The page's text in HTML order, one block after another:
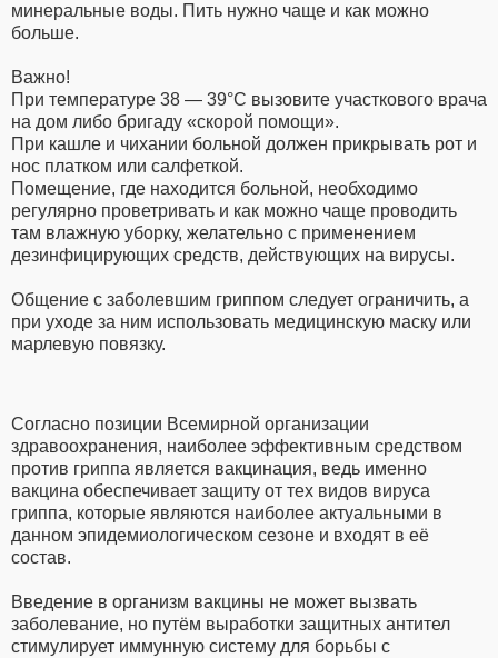
минеральные воды. Пить нужно чаще и как можно
больше.
Важно!
При температуре 38 — 39°С вызовите участкового врача
на дом либо бригаду «скорой помощи».
При кашле и чихании больной должен прикрывать рот и
нос платком или салфеткой.
Помещение, где находится больной, необходимо
регулярно проветривать и как можно чаще проводить
там влажную уборку, желательно с применением
дезинфицирующих средств, действующих на вирусы.
Общение с заболевшим гриппом следует ограничить, а
при уходе за ним использовать медицинскую маску или
марлевую повязку.
Согласно позиции Всемирной организации
здравоохранения, наиболее эффективным средством
против гриппа является вакцинация, ведь именно
вакцина обеспечивает защиту от тех видов вируса
гриппа, которые являются наиболее актуальными в
данном эпидемиологическом сезоне и входят в её
состав.
Введение в организм вакцины не может вызвать
заболевание, но путём выработки защитных антител
стимулирует иммунную систему для борьбы с